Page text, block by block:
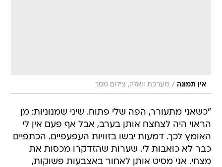
אין תמונה / מערכת וואלה, צילום מסך
"כשאני מתעורר, הפה שלי פתוח. שיני שמנוניות: מן
הראוי היה לצחצח אותן בערב, אבל אף פעם אין לי
האומץ לכך. דמעות יבשו בזוויות העפעפיים. הכתפיים
כבר לא כואבות לי. שערות שהזדקרו מכסות את
מצחי. אני מסיט אותן לאחור באצבעות פשוקות,